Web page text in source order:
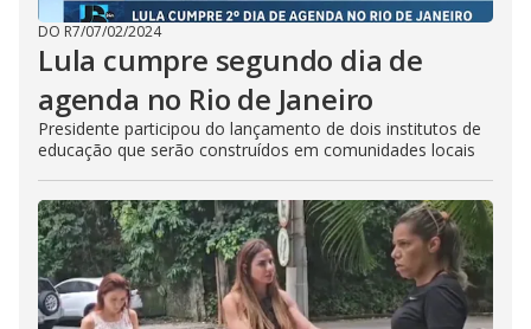
DO R7/07/02/2024
Lula cumpre segundo dia de
agenda no Rio de Janeiro
Presidente participou do lançamento de dois institutos de
educação que serão construídos em comunidades locais